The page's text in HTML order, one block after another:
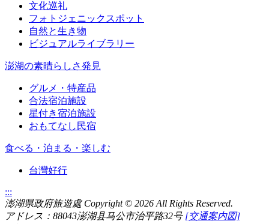
文化巡礼
フォトジェニックスポット
自然と生き物
ビジュアルライブラリー
澎湖の素晴らしさ発見
グルメ・特産品
合法宿泊施設
星付き宿泊施設
おもてなし民宿
食べる・泊まる・楽しむ
台灣好行
:::
澎湖県政府旅遊處 Copyright © 2026 All Rights Reserved.
アドレス：88043澎湖县马公市治平路32号 [交通案内図]